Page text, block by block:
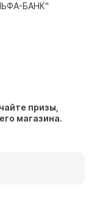
БАНК"
призы,
магазина.